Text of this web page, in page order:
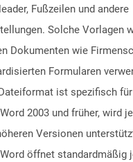
Fußzeilen und andere
Solche Vorlagen
Dokumenten wie
Formularen
ist spezifisch für
2003 und früher, wird
Versionen
öffnet standardmäßig